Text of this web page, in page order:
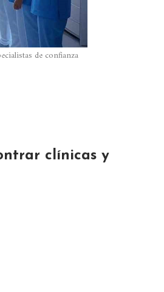
de confianza
clínicas y